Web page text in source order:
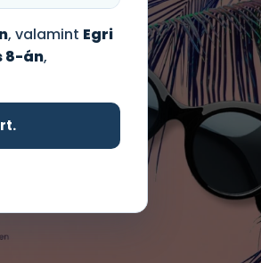
, valamint Egri
8-án,